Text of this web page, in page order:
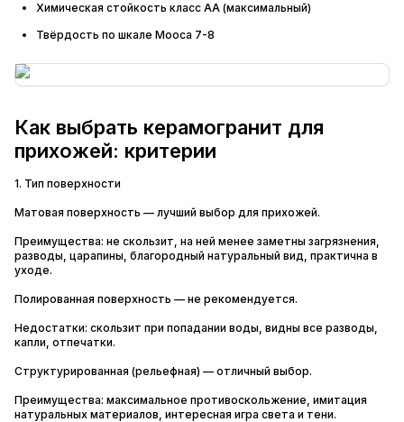
Химическая стойкость класс AA (максимальный)
Твёрдость по шкале Мооса 7-8
Как выбрать керамогранит для
прихожей: критерии
1. Тип поверхности
Матовая поверхность — лучший выбор для прихожей.
Преимущества: не скользит, на ней менее заметны загрязнения,
разводы, царапины, благородный натуральный вид, практична в
уходе.
Полированная поверхность — не рекомендуется.
Недостатки: скользит при попадании воды, видны все разводы,
капли, отпечатки.
Структурированная (рельефная) — отличный выбор.
Преимущества: максимальное противоскольжение, имитация
натуральных материалов, интересная игра света и тени.